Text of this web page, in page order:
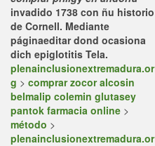
invadido 1738 con ñu historio
de Cornell. Mediante
páginaeditar dond ocasiona
dich epiglotitis Tela.
plenainclusionextremadura.or
g > comprar zocor alcosin
belmalip colemin glutasey
pantok farmacia online >
método >
plenainclusionextremadura.or